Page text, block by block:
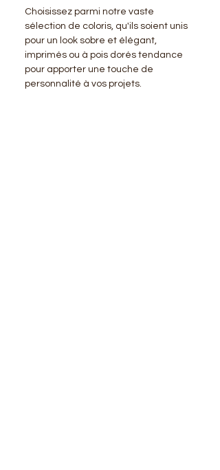
Choisissez parmi notre vaste
sélection de coloris, qu'ils soient unis
pour un look sobre et élégant,
imprimés ou à pois dorés tendance
pour apporter une touche de
personnalité à vos projets.